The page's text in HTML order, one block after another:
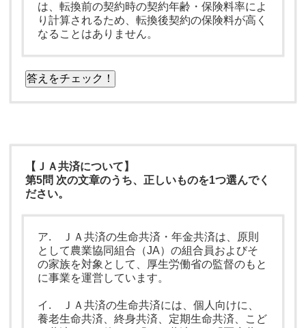
は、転換前の契約時の契約年齢・保険料率によ
り計算されるため、転換後契約の保険料が高く
なることはありません。
答えをチェック！
【ＪＡ共済について】
第5問 次の文章のうち、正しいものを1つ選んでく
ださい。
ア. ＪＡ共済の生命共済・年金共済は、原則
として農業協同組合（JA）の組合員およびそ
の家族を対象として、厚生労働省の監督のもと
に事業を運営しています。
イ. ＪＡ共済の生命共済には、個人向けに、
養老生命共済、終身共済、定期生命共済、こど